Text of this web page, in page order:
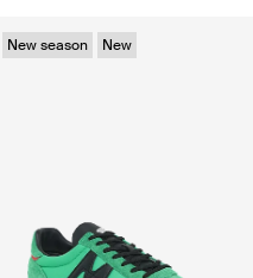
New season New